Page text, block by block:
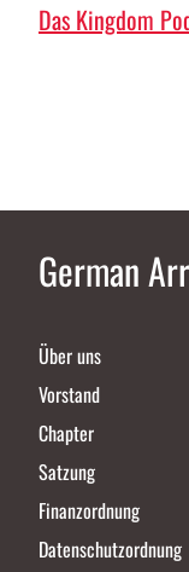
Das Kingdom
German
Über uns
Vorstand
Chapter
Satzung
Finanzordnung
Datenschutzordnung